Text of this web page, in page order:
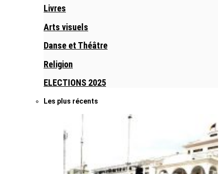
Livres
Arts visuels
Danse et Théâtre
Religion
ELECTIONS 2025
Les plus récents